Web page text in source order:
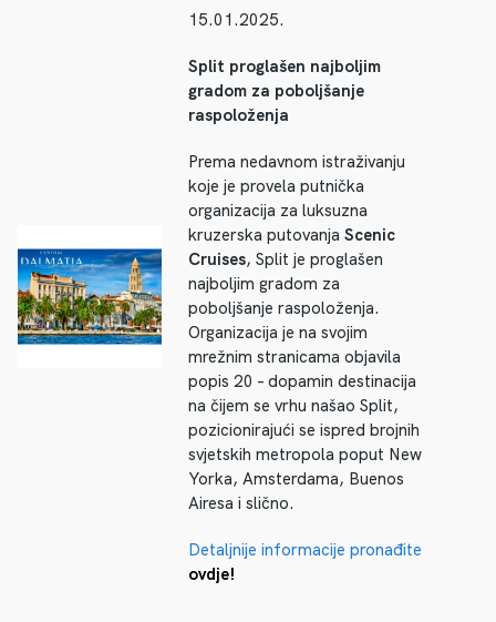
15.01.2025.
Split proglašen najboljim
gradom za poboljšanje
raspoloženja
Prema nedavnom istraživanju
koje je provela putnička
organizacija za luksuzna
kruzerska putovanja Scenic
Cruises, Split je proglašen
najboljim gradom za
poboljšanje raspoloženja.
Organizacija je na svojim
mrežnim stranicama objavila
popis 20 – dopamin destinacija
na čijem se vrhu našao Split,
pozicionirajući se ispred brojnih
svjetskih metropola poput New
Yorka, Amsterdama, Buenos
Airesa i slično.
Detaljnije informacije pronađite
ovdje!